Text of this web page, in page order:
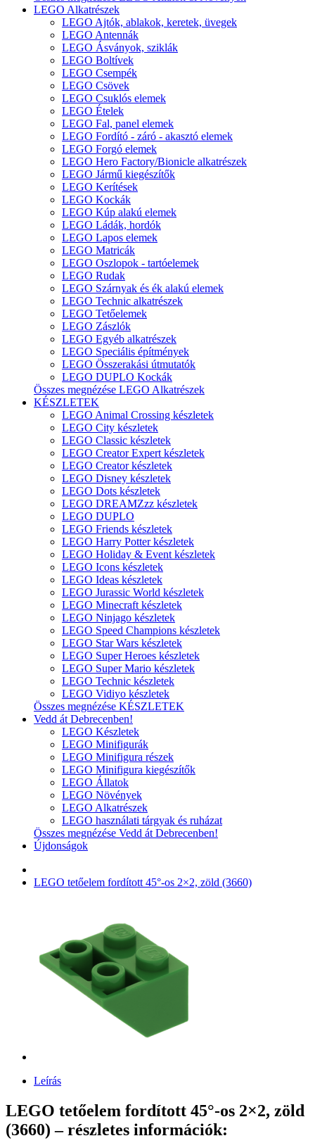
LEGO Alkatrészek
LEGO Ajtók, ablakok, keretek, üvegek
LEGO Antennák
LEGO Ásványok, sziklák
LEGO Boltívek
LEGO Csempék
LEGO Csövek
LEGO Csuklós elemek
LEGO Ételek
LEGO Fal, panel elemek
LEGO Fordító - záró - akasztó elemek
LEGO Forgó elemek
LEGO Hero Factory/Bionicle alkatrészek
LEGO Jármű kiegészítők
LEGO Kerítések
LEGO Kockák
LEGO Kúp alakú elemek
LEGO Ládák, hordók
LEGO Lapos elemek
LEGO Matricák
LEGO Oszlopok - tartóelemek
LEGO Rudak
LEGO Szárnyak és ék alakú elemek
LEGO Technic alkatrészek
LEGO Tetőelemek
LEGO Zászlók
LEGO Egyéb alkatrészek
LEGO Speciális építmények
LEGO Összerakási útmutatók
LEGO DUPLO Kockák
Összes megnézése LEGO Alkatrészek
KÉSZLETEK
LEGO Animal Crossing készletek
LEGO City készletek
LEGO Classic készletek
LEGO Creator Expert készletek
LEGO Creator készletek
LEGO Disney készletek
LEGO Dots készletek
LEGO DREAMZzz készletek
LEGO DUPLO
LEGO Friends készletek
LEGO Harry Potter készletek
LEGO Holiday & Event készletek
LEGO Icons készletek
LEGO Ideas készletek
LEGO Jurassic World készletek
LEGO Minecraft készletek
LEGO Ninjago készletek
LEGO Speed Champions készletek
LEGO Star Wars készletek
LEGO Super Heroes készletek
LEGO Super Mario készletek
LEGO Technic készletek
LEGO Vidiyo készletek
Összes megnézése KÉSZLETEK
Vedd át Debrecenben!
LEGO Készletek
LEGO Minifigurák
LEGO Minifigura részek
LEGO Minifigura kiegészítők
LEGO Állatok
LEGO Növények
LEGO Alkatrészek
LEGO használati tárgyak és ruházat
Összes megnézése Vedd át Debrecenben!
Újdonságok
LEGO tetőelem fordított 45°-os 2×2, zöld (3660)
Leírás
LEGO tetőelem fordított 45°-os 2×2, zöld
(3660) – részletes információk: